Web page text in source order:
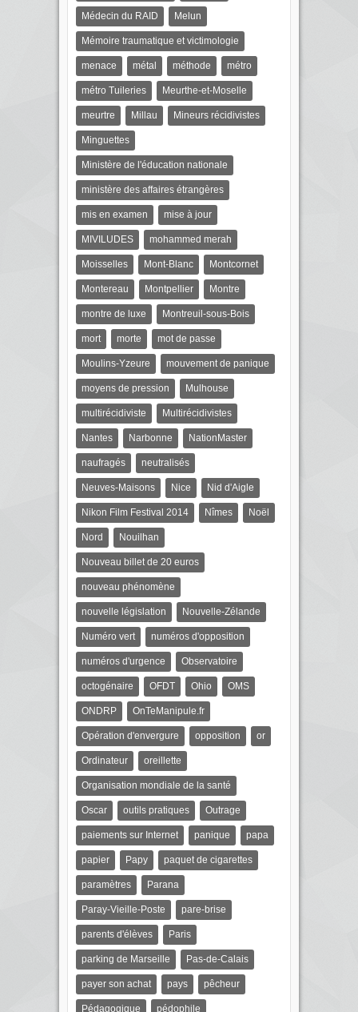
Médecin du RAID Melun
Mémoire traumatique et victimologie
menace métal méthode métro
métro Tuileries Meurthe-et-Moselle
meurtre Millau Mineurs récidivistes
Minguettes
Ministère de l'éducation nationale
ministère des affaires étrangères
mis en examen mise à jour
MIVILUDES mohammed merah
Moisselles Mont-Blanc Montcornet
Montereau Montpellier Montre
montre de luxe Montreuil-sous-Bois
mort morte mot de passe
Moulins-Yzeure mouvement de panique
moyens de pression Mulhouse
multirécidiviste Multirécidivistes
Nantes Narbonne NationMaster
naufragés neutralisés
Neuves-Maisons Nice Nid d'Aigle
Nikon Film Festival 2014 Nîmes Noël
Nord Nouilhan
Nouveau billet de 20 euros
nouveau phénomène
nouvelle législation Nouvelle-Zélande
Numéro vert numéros d'opposition
numéros d'urgence Observatoire
octogénaire OFDT Ohio OMS
ONDRP OnTeManipule.fr
Opération d'envergure opposition or
Ordinateur oreillette
Organisation mondiale de la santé
Oscar outils pratiques Outrage
paiements sur Internet panique papa
papier Papy paquet de cigarettes
paramètres Parana
Paray-Vieille-Poste pare-brise
parents d'élèves Paris
parking de Marseille Pas-de-Calais
payer son achat pays pêcheur
Pédagogique pédophile